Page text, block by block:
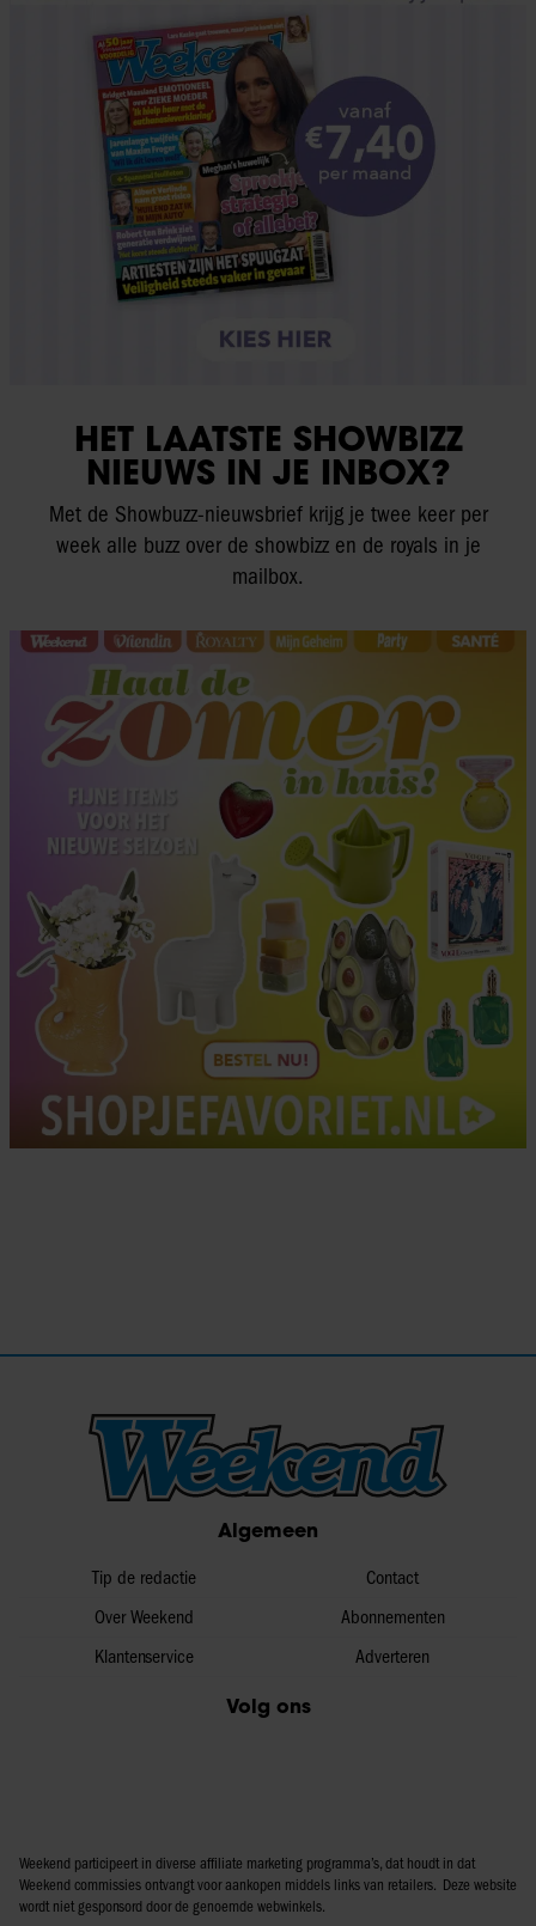
HET LAATSTE SHOWBIZZ
NIEUWS IN JE INBOX?
Met de Showbuzz-nieuwsbrief krijg je twee keer per
week alle buzz over de showbizz en de royals in je
mailbox.
Algemeen
Tip de redactie
Over Weekend
Klantenservice
Contact
Abonnementen
Adverteren
Volg ons
Weekend participeert in diverse affiliate marketing programma’s, dat houdt in dat
Weekend commissies ontvangt voor aankopen middels links van retailers. Deze website
wordt niet gesponsord door de genoemde webwinkels.